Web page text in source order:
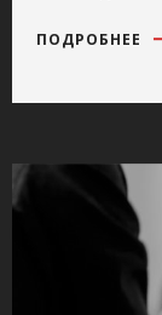
ПОДРОБНЕЕ